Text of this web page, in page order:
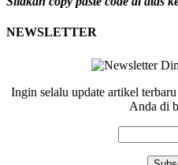
NEWSLETTER
Ingin selalu update artikel
Anda di